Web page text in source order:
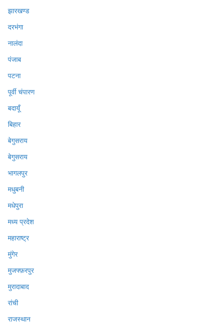
झारखण्ड
दरभंगा
नालंदा
पंजाब
पटना
पूर्वी चंपारण
बदायूँ
बिहार
बेगुसराय
बेगुसराय
भागलपुर
मधुबनी
मधेपुरा
मध्य प्रदेश
महाराष्ट्र
मुंगेर
मुजफ्फ़रपुर
मुरादाबाद
रांची
राजस्थान